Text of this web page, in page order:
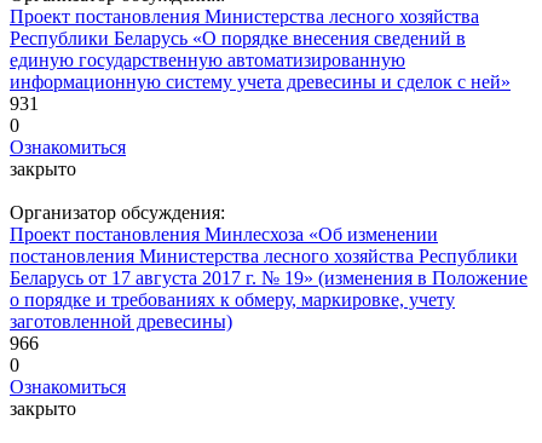
Проект постановления Министерства лесного хозяйства
Республики Беларусь «О порядке внесения сведений в
единую государственную автоматизированную
информационную систему учета древесины и сделок с ней»
931
0
Ознакомиться
закрыто
Организатор обсуждения:
Проект постановления Минлесхоза «Об изменении
постановления Министерства лесного хозяйства Республики
Беларусь от 17 августа 2017 г. № 19» (изменения в Положение
о порядке и требованиях к обмеру, маркировке, учету
заготовленной древесины)
966
0
Ознакомиться
закрыто